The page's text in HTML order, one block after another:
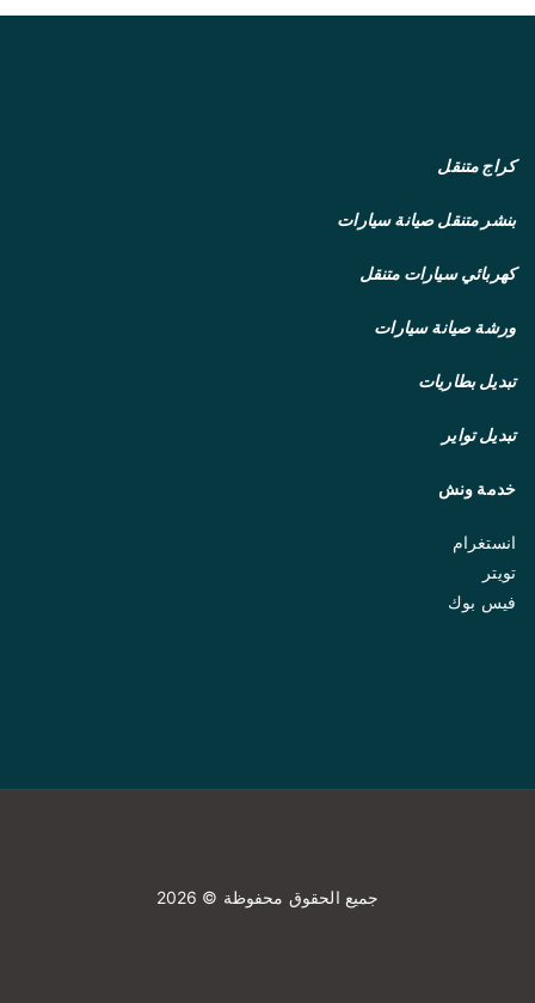
كراج متنقل
بنشر متنقلصيانة سيارات
كهربائي سيارات متنقل
ورشة صيانة سيارات
تبديل بطاريات
تبديل تواير
خدمة ونش
انستغرام
تويتر
فيس بوك
جميع الحقوق محفوظة © 2026